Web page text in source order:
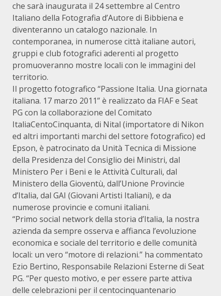
che sarà inaugurata il 24 settembre al Centro
Italiano della Fotografia d’Autore di Bibbiena e
diventeranno un catalogo nazionale. In
contemporanea, in numerose città italiane autori,
gruppi e club fotografici aderenti al progetto
promuoveranno mostre locali con le immagini del
territorio.
Il progetto fotografico “Passione Italia. Una giornata
italiana. 17 marzo 2011” è realizzato da FIAF e Seat
PG con la collaborazione del Comitato
ItaliaCentoCinquanta, di Nital (importatore di Nikon
ed altri importanti marchi del settore fotografico) ed
Epson, è patrocinato da Unità Tecnica di Missione
della Presidenza del Consiglio dei Ministri, dal
Ministero Per i Beni e le Attività Culturali, dal
Ministero della Gioventù, dall’Unione Provincie
d’Italia, dal GAI (Giovani Artisti Italiani), e da
numerose provincie e comuni italiani.
“Primo social network della storia d’Italia, la nostra
azienda da sempre osserva e affianca l’evoluzione
economica e sociale del territorio e delle comunità
locali: un vero “motore di relazioni.” ha commentato
Ezio Bertino, Responsabile Relazioni Esterne di Seat
PG. “Per questo motivo, e per essere parte attiva
delle celebrazioni per il centocinquantenario